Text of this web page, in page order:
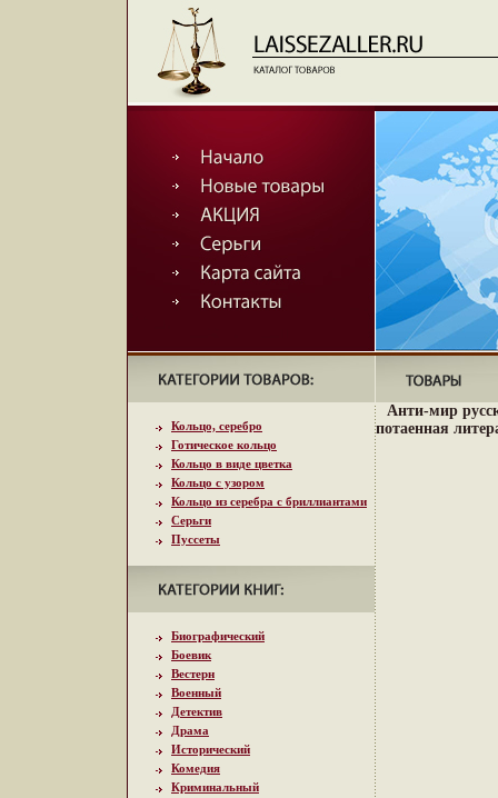
Кольцо, серебро
Готическое кольцо
Кольцо в виде цветка
Кольцо с узором
Кольцо из серебра с бриллиантами
Серьги
Пуссеты
Биографический
Боевик
Вестерн
Военный
Детектив
Драма
Исторический
Комедия
Криминальный
Анти-мир
потаенная